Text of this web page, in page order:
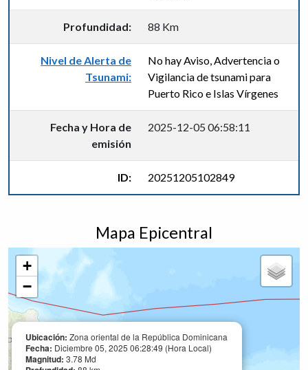
Profundidad: 88 Km
Nivel de Alerta de
Tsunami:
No hay Aviso, Advertencia o
Vigilancia de tsunami para
Puerto Rico e Islas Vírgenes
Fecha y Hora de
emisión
2025-12-05 06:58:11
ID: 20251205102849
Mapa Epicentral
Ubicación: Zona oriental de la República Dominicana
Fecha: Diciembre 05, 2025 06:28:49 (Hora Local)
Magnitud: 3.78 Md
+
−